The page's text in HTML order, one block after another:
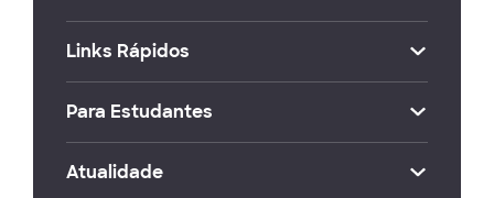
Links Rápidos
Para Estudantes
Atualidade